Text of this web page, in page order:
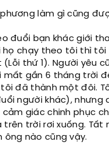
làm gì cũng
đuổi bạn khác giới
họ chạy theo tôi thì tôi
thứ 1). Người yêu
mất gần 6 tháng trời
đã thành một đôi.
người khác), nhưng
cảm giác chinh phục
trời rơi xuống. Tất
ông nào cũng vậy.